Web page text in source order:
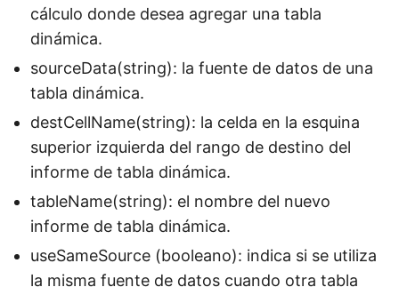
cálculo donde desea agregar una tabla
dinámica.
sourceData(string): la fuente de datos de una
tabla dinámica.
destCellName(string): la celda en la esquina
superior izquierda del rango de destino del
informe de tabla dinámica.
tableName(string): el nombre del nuevo
informe de tabla dinámica.
useSameSource (booleano): indica si se utiliza
la misma fuente de datos cuando otra tabla